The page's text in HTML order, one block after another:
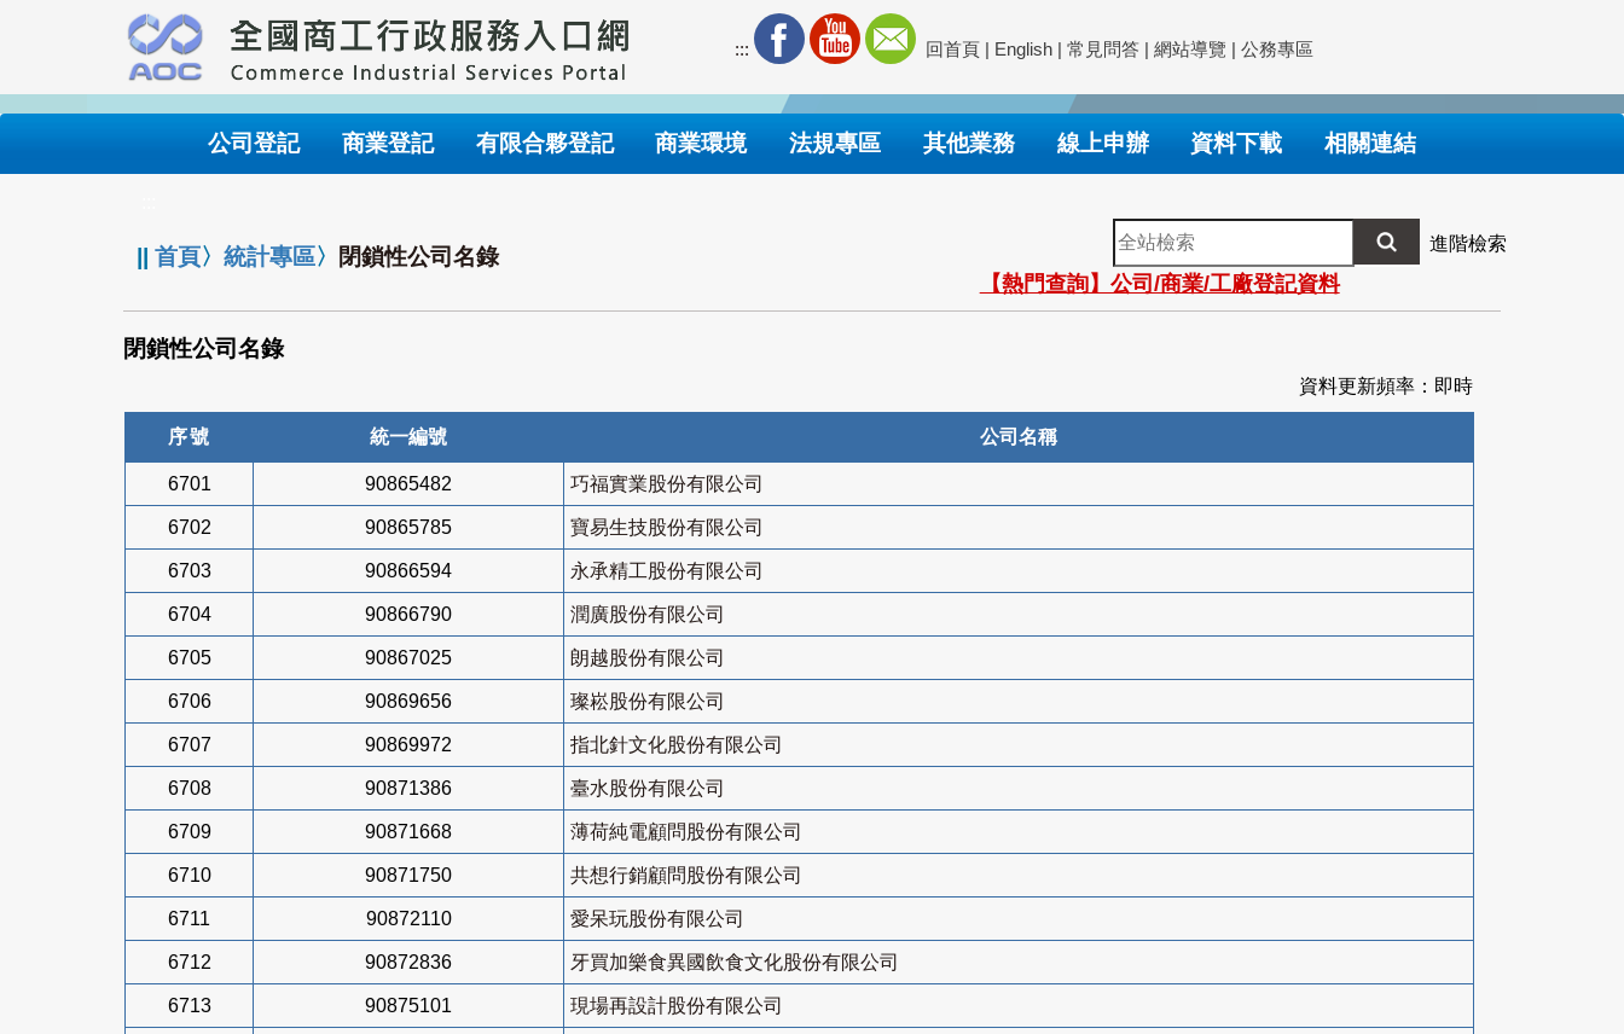
要
內
::: 回首頁 | English | 常見問答 | 網站導覽 | 公務專區
公司登記 商業登記 有限合夥登記 商業環境 法規專區 其他業務 線上申辦 資料下載 相關連結
||首頁〉統計專區〉 閉鎖性公司名錄
全
站
檢
索
進階檢索
【熱門查詢】公司/商業/工廠登記資料
閉鎖性公司名錄
資料更新頻率：即時
序號 統一編號 公司名稱
6701 90865482 巧福實業股份有限公司
6702 90865785 寶易生技股份有限公司
6703 90866594 永承精工股份有限公司
6704 90866790 潤廣股份有限公司
6705 90867025 朗越股份有限公司
6706 90869656 璨崧股份有限公司
6707 90869972 指北針文化股份有限公司
6708 90871386 臺水股份有限公司
6709 90871668 薄荷純電顧問股份有限公司
6710 90871750 共想行銷顧問股份有限公司
6711 90872110 愛呆玩股份有限公司
6712 90872836 牙買加樂食異國飲食文化股份有限公司
6713 90875101 現場再設計股份有限公司